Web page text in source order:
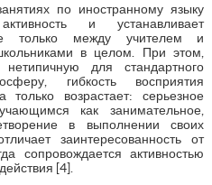
по иностранному языку
и устанавливает
только между учителем и
в целом. При этом,
для стандартного
гибкость восприятия
возрастает: серьезное
как занимательное,
в выполнении своих
заинтересованность от
сопровождается активностью
[4].